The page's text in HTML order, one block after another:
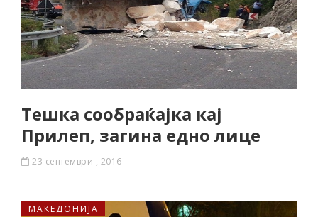
Тешка сообраќајка кај
Прилеп, загина едно лице
23 септември , 2016
МАКЕДОНИЈА